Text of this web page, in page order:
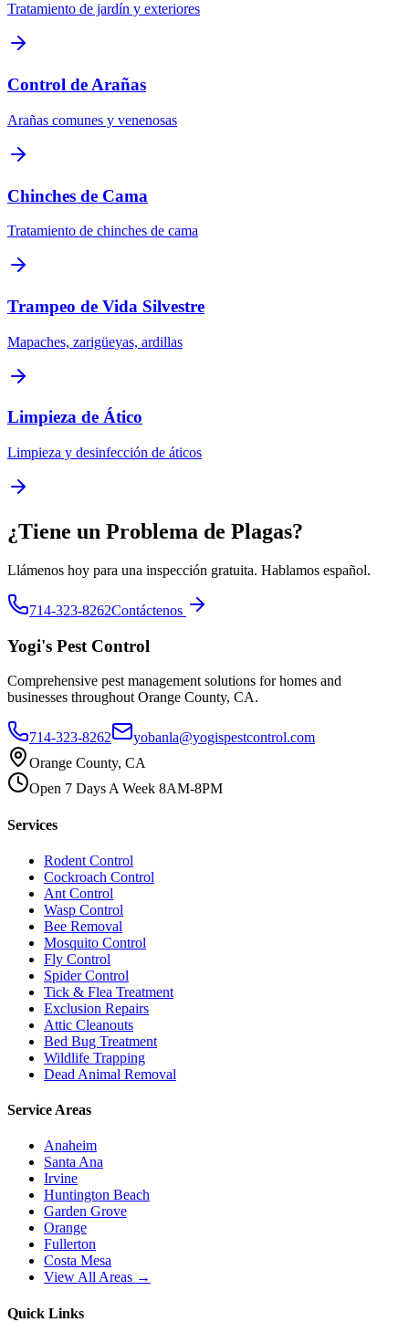
Tratamiento de jardín y exteriores
Control de Arañas
Arañas comunes y venenosas
Chinches de Cama
Tratamiento de chinches de cama
Trampeo de Vida Silvestre
Mapaches, zarigüeyas, ardillas
Limpieza de Ático
Limpieza y desinfección de áticos
¿Tiene un Problema de Plagas?
Llámenos hoy para una inspección gratuita. Hablamos español.
714-323-8262Contáctenos
Yogi's Pest Control
Comprehensive pest management solutions for homes and
businesses throughout Orange County, CA.
714-323-8262
yobanla@yogispestcontrol.com
Orange County, CA
Open 7 Days A Week 8AM-8PM
Services
Rodent Control
Cockroach Control
Ant Control
Wasp Control
Bee Removal
Mosquito Control
Fly Control
Spider Control
Tick & Flea Treatment
Exclusion Repairs
Attic Cleanouts
Bed Bug Treatment
Wildlife Trapping
Dead Animal Removal
Service Areas
Anaheim
Santa Ana
Irvine
Huntington Beach
Garden Grove
Orange
Fullerton
Costa Mesa
View All Areas →
Quick Links